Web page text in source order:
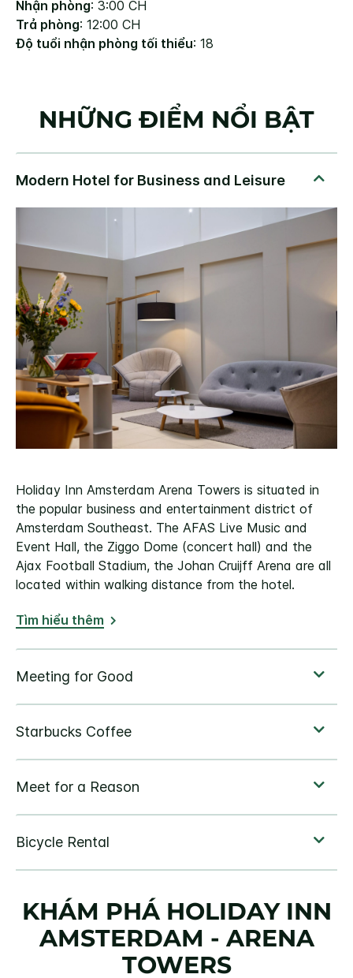
Nhận phòng: 3:00 CH
Trả phòng: 12:00 CH
Độ tuổi nhận phòng tối thiểu: 18
NHỮNG ĐIỂM NỔI BẬT
Holiday Inn Amsterdam Arena Towers is situated in
the popular business and entertainment district of
Amsterdam Southeast. The AFAS Live Music and
Event Hall, the Ziggo Dome (concert hall) and the
Ajax Football Stadium, the Johan Cruijff Arena are all
located within walking distance from the hotel.
Tìm hiểu thêm
KHÁM PHÁ HOLIDAY INN
AMSTERDAM - ARENA
TOWERS